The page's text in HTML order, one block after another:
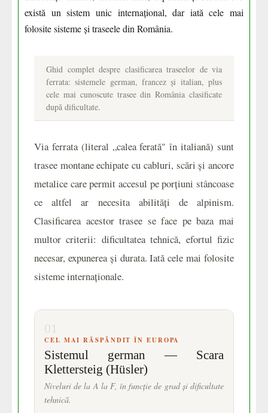
există un sistem unic internațional, dar iată cele mai
folosite sisteme și traseele din România.
Ghid complet despre clasificarea traseelor de via
ferrata: sistemele german, francez și italian, plus
cele mai cunoscute trasee din România clasificate
după dificultate.
Via ferrata (literal „calea ferată" în italiană) sunt
trasee montane echipate cu cabluri, scări și ancore
metalice care permit accesul pe porțiuni stâncoase
ce altfel ar necesita abilități de alpinism.
Clasificarea acestor trasee se face pe baza mai
multor criterii: dificultatea tehnică, efortul fizic
necesar, expunerea și durata. Iată cele mai folosite
sisteme internaționale.
01
CEL MAI RĂSPÂNDIT ÎN EUROPA
Sistemul german — Scara
Klettersteig (Hüsler)
Niveluri de la A la F, în funcție de grad și dificultate
tehnică.